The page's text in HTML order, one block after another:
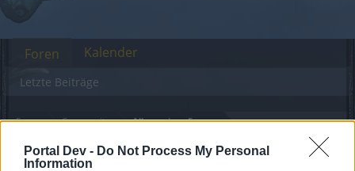
Portal Dev - Do Not Process My Personal
Information
Foren Community Allgemeines Forum
Neuer Server Rlly ??
Foren
Letzte Beiträge
Kalender